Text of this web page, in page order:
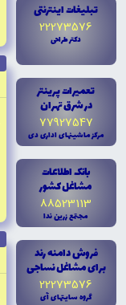
تبليغات اينترنتى
22273576
دکتر طراحى
تعميرات پرينتر
در شرق تهران
77927547
مرکز ماشينهاى ادارى دى
بانک اطلاعات
مشاغل کشور
88523113
مجتمع زرين ندا
فروش دامنه رند
براى مشاغل نساجى
22273576
گروه سايتهاى آى